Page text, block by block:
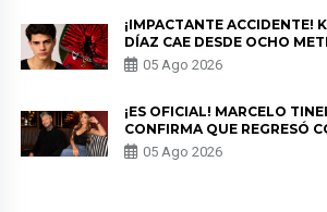
¡IMPACTANTE ACCIDENTE!
DÍAZ CAE DESDE OCHO
EN “ESTO ES GUERRA” Y
PREOCUPACIÓN
05 Ago 2026
¡ES OFICIAL! MARCELO
CONFIRMA QUE REGRESÓ
MILETT FIGUEROA: “EL AMOR
PUDO MÁS”
05 Ago 2026